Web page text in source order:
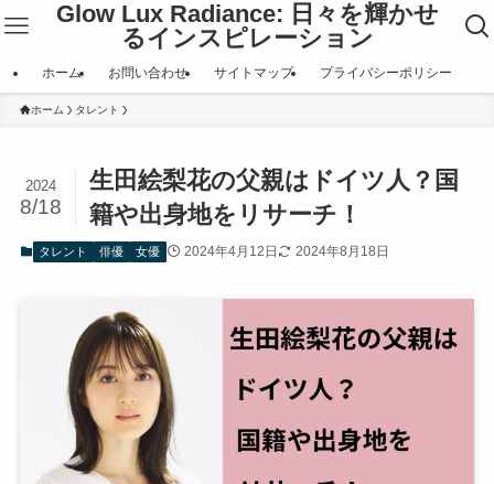
Glow Lux Radiance: 日々を輝かせ
るインスピレーション
ホーム お問い合わせ サイトマップ プライバシーポリシー
ホーム タレント
生田絵梨花の父親はドイツ人？国
籍や出身地をリサーチ！
2024
8/18
タレント 俳優 女優 2024年4月12日 2024年8月18日